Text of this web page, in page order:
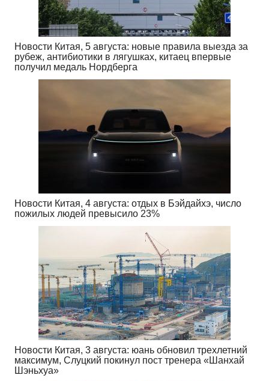
Новости Китая, 5 августа: новые правила выезда за
рубеж, антибиотики в лягушках, китаец впервые
получил медаль Нордберга
Новости Китая, 4 августа: отдых в Бэйдайхэ, число
пожилых людей превысило 23%
Новости Китая, 3 августа: юань обновил трехлетний
максимум, Слуцкий покинул пост тренера «Шанхай
Шэньхуа»